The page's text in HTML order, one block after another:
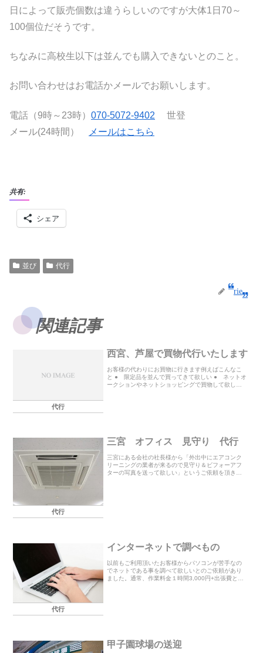
日によって販売個数は違うらしいのですが大体1日70～
100個位だそうです。
ちなみに高校生以下は並んでも購入できないとのこと。
お問い合わせはお電話かメールでお願いします。
電話（9時～23時） 070-5072-9402 世登
メール(24時間）
メールはこちら
共有:
シェア
並び 代行
rie
関連記事
代行
西宮、芦屋で買物代行いたします
お客様の代わりにお買物に行きます例えばこんなこ
と ● 限定品を並んで買ってきて欲しい ● ネットオ
ークションやネットショッピングで買物して欲し
代行
三宮 オフィス 見守り 代行
三宮にある会社の社長様から「外出中にエアコンク
リーニングの業者が来るので見守り＆ビフォーアフ
ターの写真を送って欲しい」というご依頼を頂きま
代行
インターネットで調べもの
以前もご利用頂いたお客様からパソコンが苦手なの
でネットである事を調べて欲しいとのご依頼があり
ました。通常、作業料金１時間3,000円+出張費とし
甲子園球場の送迎